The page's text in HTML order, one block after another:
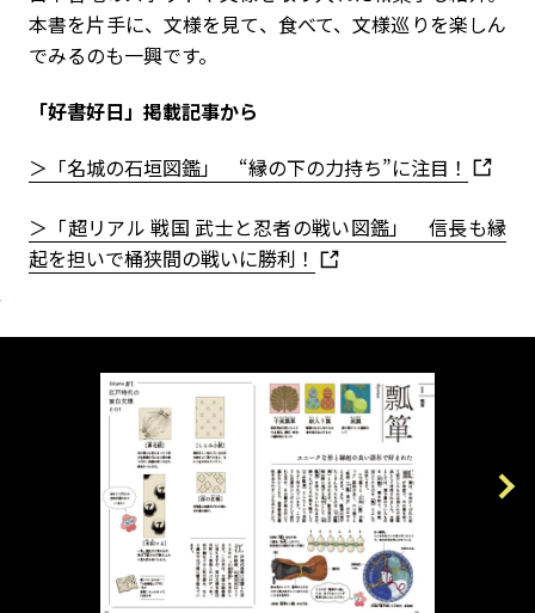
本書を片手に、文様を見て、食べて、文様巡りを楽しん
でみるのも一興です。
「好書好日」掲載記事から
＞「名城の石垣図鑑」 “縁の下の力持ち”に注目！
＞「超リアル 戦国 武士と忍者の戦い図鑑」 信長も縁
起を担いで桶狭間の戦いに勝利！
Next